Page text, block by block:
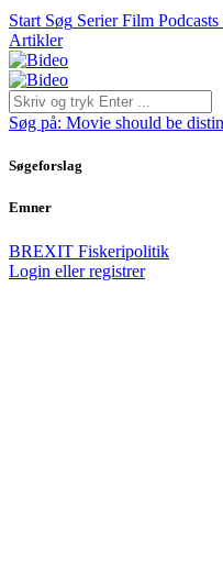
Start Søg Serier Film Podcasts
Artikler
Søg på: Movie should be
Søgeforslag
Emner
BREXIT Fiskeripolitik
Login eller registrer